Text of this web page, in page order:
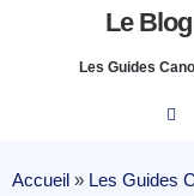
Le
Les Guides
Accueil » Les Guides